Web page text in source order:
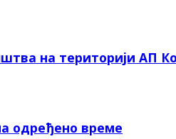
на територији АП
одређено време